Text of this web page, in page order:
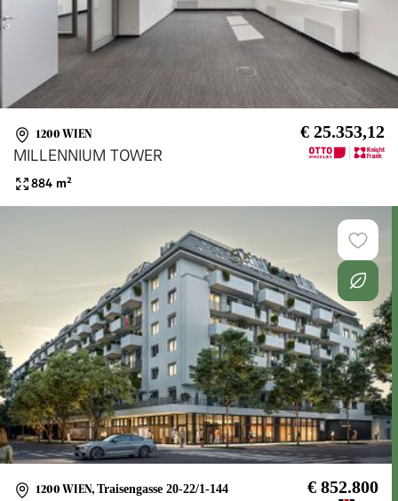
1200 WIEN € 25.353,12
MILLENNIUM TOWER
884 m²
1200 WIEN, Traisengasse 20-22/1-144 € 852.800